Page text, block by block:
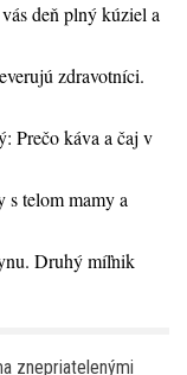
deň plný kúziel a
zdravotníci.
Prečo káva a čaj v
s telom mamy a
Druhý míľnik
znepriatelenými